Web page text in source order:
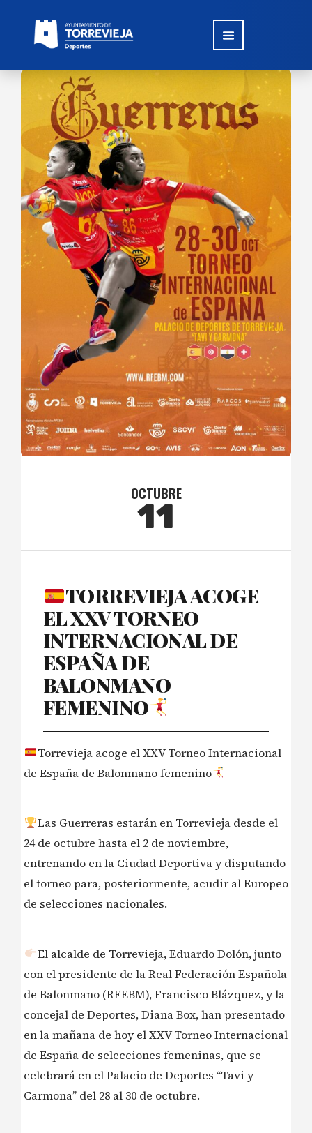
OCTUBRE
11
TORREVIEJA ACOGE
EL XXV TORNEO
INTERNACIONAL DE
ESPAÑA DE
BALONMANO
FEMENINO
Torrevieja acoge el XXV Torneo Internacional
de España de Balonmano femenino
Las Guerreras estarán en Torrevieja desde el
24 de octubre hasta el 2 de noviembre,
entrenando en la Ciudad Deportiva y disputando
el torneo para, posteriormente, acudir al Europeo
de selecciones nacionales.
El alcalde de Torrevieja, Eduardo Dolón, junto
con el presidente de la Real Federación Española
de Balonmano (RFEBM), Francisco Blázquez, y la
concejal de Deportes, Diana Box, han presentado
en la mañana de hoy el XXV Torneo Internacional
de España de selecciones femeninas, que se
celebrará en el Palacio de Deportes “Tavi y
Carmona” del 28 al 30 de octubre.